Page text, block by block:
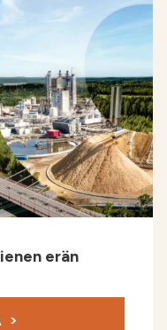
erän